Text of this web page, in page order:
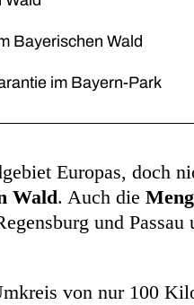
Bayerischen Wald
im Bayern-Park
Europas, doch
Wald. Auch die
und Passau
von nur 100